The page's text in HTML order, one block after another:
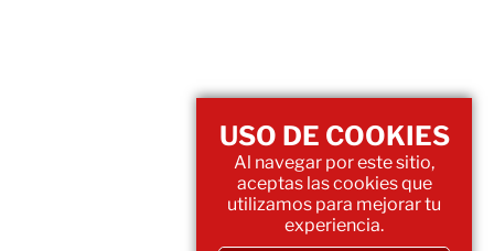
USO DE COOKIES
Al navegar por este sitio,
aceptas las cookies que
utilizamos para mejorar tu
experiencia.